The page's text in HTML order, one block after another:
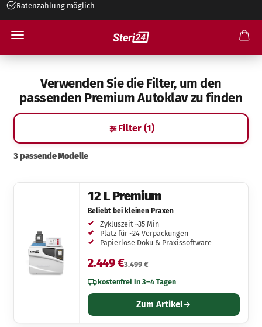
Ratenzahlung möglich
Klasse B Autoklaven Premium
Verwenden Sie die Filter, um den
passenden Premium Autoklav zu finden
Filter (1)
3 passende Modelle
12 L Premium
Beliebt bei kleinen Praxen
Zykluszeit ~35 Min
Platz für ~24 Verpackungen
Papierlose Doku & Praxissoftware
2.449 €3.499 €
kostenfrei in 3–4 Tagen
Zum Artikel